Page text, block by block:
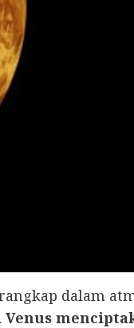
dalam
Venus